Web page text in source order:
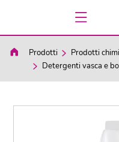
Prodotti Prodotti
Detergenti vasca e